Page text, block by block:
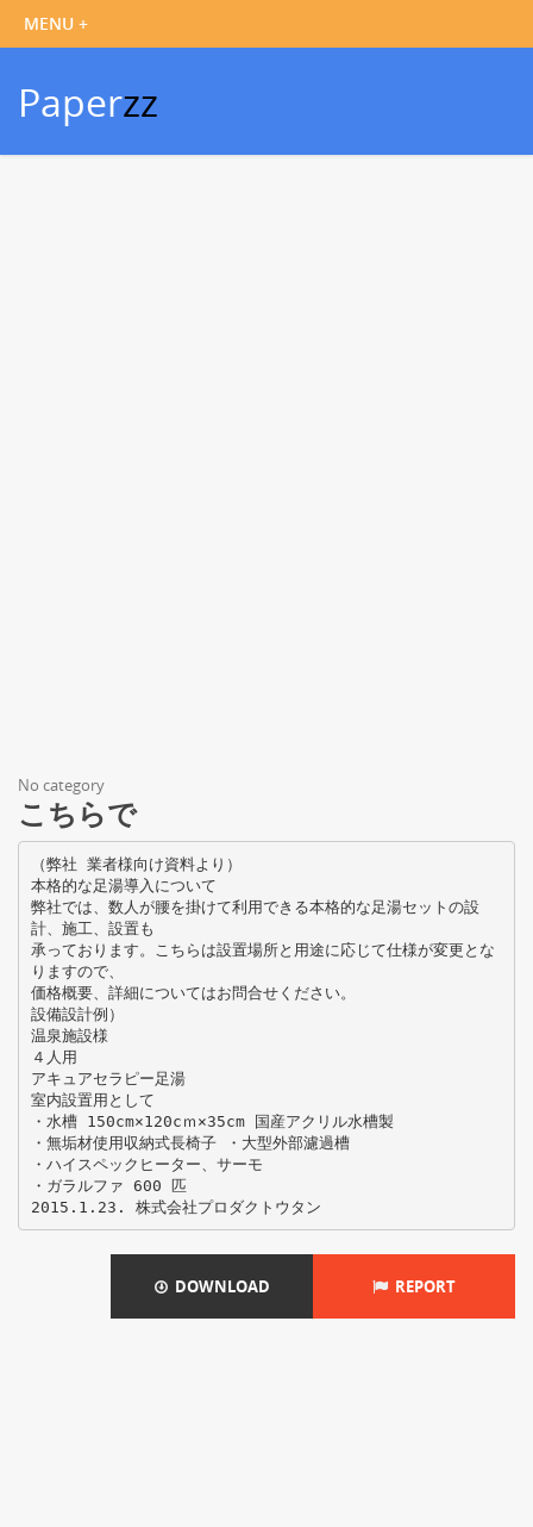
Paperzz
No category
こちらで
（弊社 業者様向け資料より）
本格的な足湯導入について
弊社では、数人が腰を掛けて利用できる本格的な足湯セットの設
計、施工、設置も
承っております。こちらは設置場所と用途に応じて仕様が変更とな
りますので、
価格概要、詳細についてはお問合せください。
設備設計例）
温泉施設様
４人用
アキュアセラピー足湯
室内設置用として
・水槽 150cm×120cｍ×35cm 国産アクリル水槽製
・無垢材使用収納式長椅子 ・大型外部濾過槽
・ハイスペックヒーター、サーモ
・ガラルファ 600 匹
DOWNLOAD REPORT